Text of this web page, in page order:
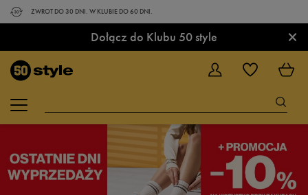
ZWROT DO 30 DNI. W KLUBIE DO 60 DNI.
Dołącz do Klubu 50 style ×